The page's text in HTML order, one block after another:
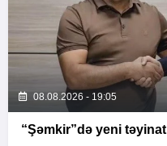
08.08.2026 - 19:05
“Şəmkir”də yeni təyinat